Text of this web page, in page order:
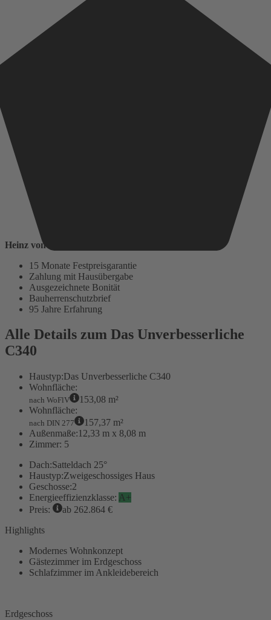
Heinz von Heiden baut auf:
15 Monate Festpreisgarantie
Zahlung mit Hausübergabe
Ausgezeichnete Bonität
Bauherrenschutzbrief
95 Jahre Erfahrung
Alle Details zum Das Unverbesserliche
C340
Haustyp:Das Unverbesserliche C340
Wohnfläche:
nach WoFlV
153,08 m²
Wohnfläche:
nach DIN 277
157,37 m²
Außenmaße:12,33 m x 8,08 m
Zimmer: 5
Dach:Satteldach 25°
Haustyp:Zweigeschossiges Haus
Geschosse:2
Energieeffizienzklasse: A+
Preis:
ab 262.864 €
Highlights
Modernes Wohnkonzept
Gästezimmer im Erdgeschoss
Schlafzimmer im Ankleidebereich
Erdgeschoss